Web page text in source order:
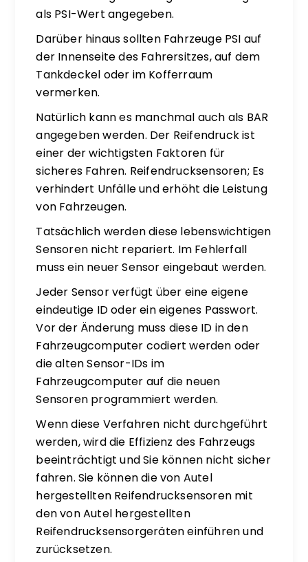
als PSI-Wert angegeben.
Darüber hinaus sollten Fahrzeuge PSI auf
der Innenseite des Fahrersitzes, auf dem
Tankdeckel oder im Kofferraum
vermerken.
Natürlich kann es manchmal auch als BAR
angegeben werden. Der Reifendruck ist
einer der wichtigsten Faktoren für
sicheres Fahren. Reifendrucksensoren; Es
verhindert Unfälle und erhöht die Leistung
von Fahrzeugen.
Tatsächlich werden diese lebenswichtigen
Sensoren nicht repariert. Im Fehlerfall
muss ein neuer Sensor eingebaut werden.
Jeder Sensor verfügt über eine eigene
eindeutige ID oder ein eigenes Passwort.
Vor der Änderung muss diese ID in den
Fahrzeugcomputer codiert werden oder
die alten Sensor-IDs im
Fahrzeugcomputer auf die neuen
Sensoren programmiert werden.
Wenn diese Verfahren nicht durchgeführt
werden, wird die Effizienz des Fahrzeugs
beeinträchtigt und Sie können nicht sicher
fahren. Sie können die von Autel
hergestellten Reifendrucksensoren mit
den von Autel hergestellten
Reifendrucksensorgeräten einführen und
zurücksetzen.